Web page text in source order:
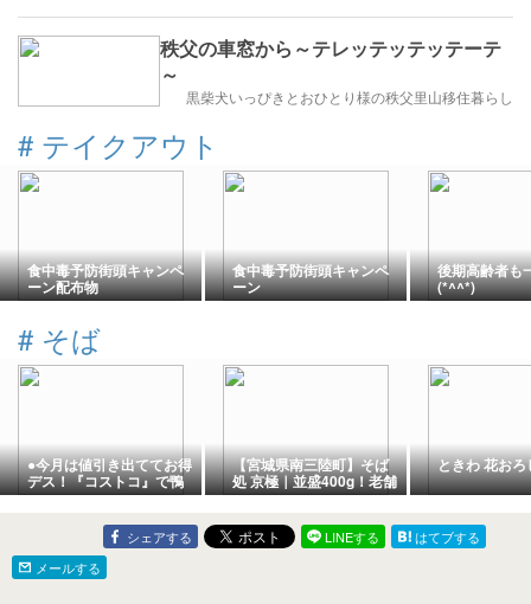
秩父の車窓から～テレッテッテッテーテ
～
黒柴犬いっぴきとおひとり様の秩父里山移住暮らし
# テイクアウト
食中毒予防街頭キャンペ
ーン配布物
食中毒予防街頭キャンペ
ーン
後期高齢者も
(*^^*)
# そば
●今月は値引き出ててお得
デス！『コストコ』で鴨
の旨味出た”霧しな 鴨だ
しせいろ蕎麦”購入●
【宮城県南三陸町】そば
処 京極｜並盛400g！老舗
の手打ちそばがデカ盛り
で絶品
ときわ 花おろ
シェアする LINEする
はてブする
メールする